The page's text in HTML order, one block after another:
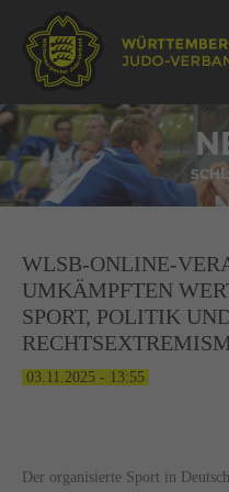
WLSB-ONLINE-
UMKÄMPFTEN
SPORT, POLITIK
03.11.2025 - 13:55
Der organisierte Sport in